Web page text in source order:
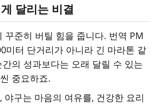
달리는 비결
꾸준히 버틸 힘을 줍니다. 번역 PM
미터 단거리가 아니라 긴 마라톤 같
의 성과보다는 오래 달릴 수 있는
중요하죠.
야구는 마음의 여유를, 건강한 요리